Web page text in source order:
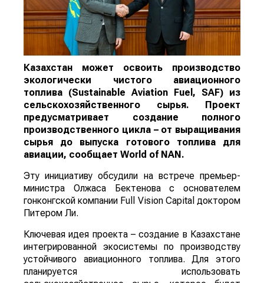
Казахстан может освоить производство
экологически чистого авиационного
топлива (Sustainable Aviation Fuel, SAF) из
сельскохозяйственного сырья. Проект
предусматривает создание полного
производственного цикла – от выращивания
сырья до выпуска готового топлива для
авиации, сообщает World of NAN.
Эту инициативу обсудили на встрече премьер-
министра Олжаса Бектенова с основателем
гонконгской компании Full Vision Capital доктором
Питером Ли.
Ключевая идея проекта – создание в Казахстане
интегрированной экосистемы по производству
устойчивого авиационного топлива. Для этого
планируется использовать